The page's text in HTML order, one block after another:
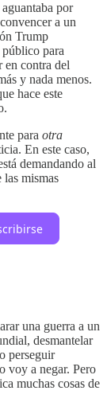
por
a un
Trump
público para
en contra del
y nada menos.
hace este
para otra
En este caso,
demandando al
las mismas
una guerra a un
desmantelar
perseguir
voy a negar. Pero
muchas cosas de